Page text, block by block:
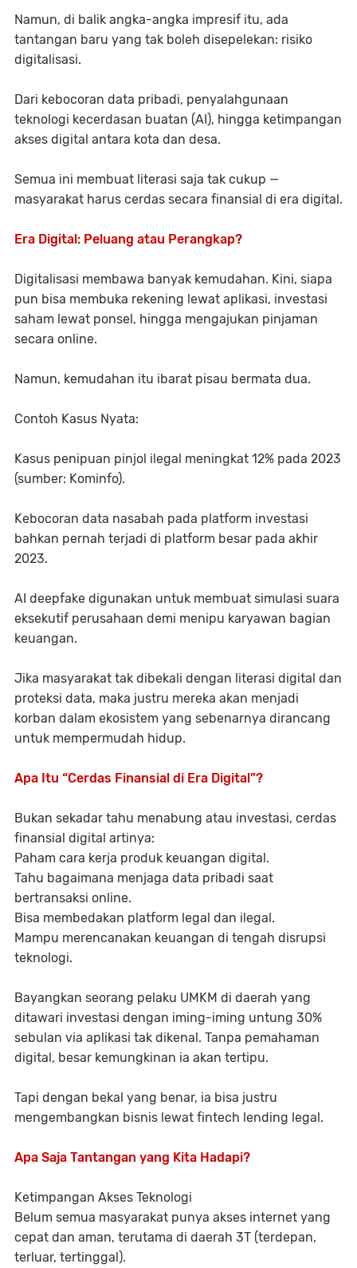
Namun, di balik angka-angka impresif itu, ada
tantangan baru yang tak boleh disepelekan: risiko
digitalisasi.
Dari kebocoran data pribadi, penyalahgunaan
teknologi kecerdasan buatan (AI), hingga ketimpangan
akses digital antara kota dan desa.
Semua ini membuat literasi saja tak cukup —
masyarakat harus cerdas secara finansial di era digital.
Era Digital: Peluang atau Perangkap?
Digitalisasi membawa banyak kemudahan. Kini, siapa
pun bisa membuka rekening lewat aplikasi, investasi
saham lewat ponsel, hingga mengajukan pinjaman
secara online.
Namun, kemudahan itu ibarat pisau bermata dua.
Contoh Kasus Nyata:
Kasus penipuan pinjol ilegal meningkat 12% pada 2023
(sumber: Kominfo).
Kebocoran data nasabah pada platform investasi
bahkan pernah terjadi di platform besar pada akhir
2023.
AI deepfake digunakan untuk membuat simulasi suara
eksekutif perusahaan demi menipu karyawan bagian
keuangan.
Jika masyarakat tak dibekali dengan literasi digital dan
proteksi data, maka justru mereka akan menjadi
korban dalam ekosistem yang sebenarnya dirancang
untuk mempermudah hidup.
Apa Itu “Cerdas Finansial di Era Digital”?
Bukan sekadar tahu menabung atau investasi, cerdas
finansial digital artinya:
Paham cara kerja produk keuangan digital.
Tahu bagaimana menjaga data pribadi saat
bertransaksi online.
Bisa membedakan platform legal dan ilegal.
Mampu merencanakan keuangan di tengah disrupsi
teknologi.
Bayangkan seorang pelaku UMKM di daerah yang
ditawari investasi dengan iming-iming untung 30%
sebulan via aplikasi tak dikenal. Tanpa pemahaman
digital, besar kemungkinan ia akan tertipu.
Tapi dengan bekal yang benar, ia bisa justru
mengembangkan bisnis lewat fintech lending legal.
Apa Saja Tantangan yang Kita Hadapi?
Ketimpangan Akses Teknologi
Belum semua masyarakat punya akses internet yang
cepat dan aman, terutama di daerah 3T (terdepan,
terluar, tertinggal).